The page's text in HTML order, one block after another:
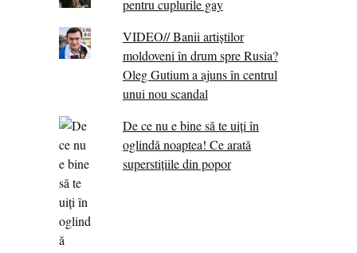
pentru cuplurile gay
VIDEO// Banii artiștilor
moldoveni în drum spre Rusia?
Oleg Gutium a ajuns în centrul
unui nou scandal
De ce nu e bine să te uiți în
oglindă noaptea! Ce arată
superstițiile din popor